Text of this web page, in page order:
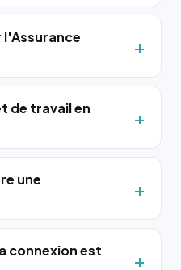
de travail en
une
connexion est